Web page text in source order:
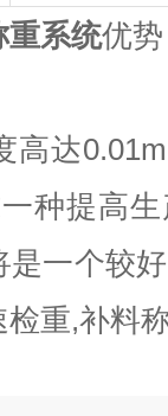
重系统优
达
种提高
一个较
重,补料